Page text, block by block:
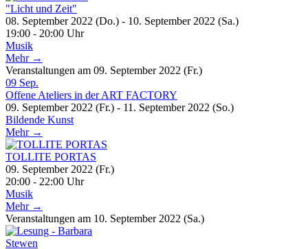
"Licht und Zeit"
08. September 2022 (Do.) - 10. September 2022 (Sa.)
19:00 - 20:00 Uhr
Musik
Mehr →
Veranstaltungen am 09. September 2022 (Fr.)
09 Sep.
Offene Ateliers in der ART FACTORY
09. September 2022 (Fr.) - 11. September 2022 (So.)
Bildende Kunst
Mehr →
TOLLITE PORTAS
09. September 2022 (Fr.)
20:00 - 22:00 Uhr
Musik
Mehr →
Veranstaltungen am 10. September 2022 (Sa.)